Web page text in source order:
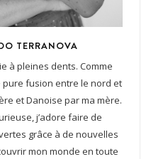
TERRANOVA
à pleines dents. Comme
pure fusion entre le nord et
et Danoise par ma mère.
j’adore faire de
grâce à de nouvelles
mon monde en toute